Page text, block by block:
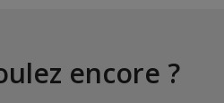
encore ?